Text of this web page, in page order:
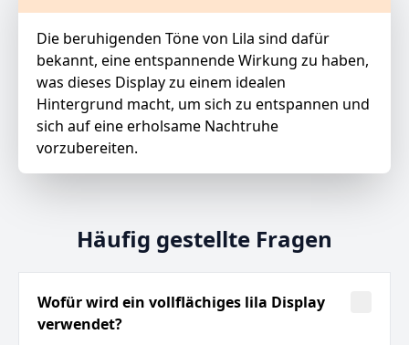
Die beruhigenden Töne von Lila sind dafür
bekannt, eine entspannende Wirkung zu haben,
was dieses Display zu einem idealen
Hintergrund macht, um sich zu entspannen und
sich auf eine erholsame Nachtruhe
vorzubereiten.
Häufig gestellte Fragen
Wofür wird ein vollflächiges lila Display
verwendet?